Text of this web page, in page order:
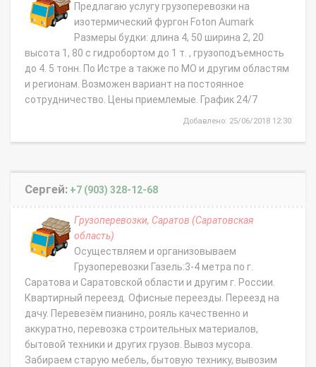
Предлагаю услугу грузоперевозки на
изотермический фургон Foton Aumark
Размеры будки: длина 4, 50 ширина 2, 20
высота 1, 80 с гидробортом до 1 т. , грузоподъемность
до 4. 5 тонн. По Истре а также по МО и другим областям
и регионам. Возможен вариант на постоянное
сотрудничество. Цены приемлемые. График 24/7
Добавлено: 25/06/2018 12:30
Сергей: +7 (903) 328-12-68
Грузоперевозки, Саратов (Саратовская
область)
Осуществляем и организовываем
Грузоперевозки Газель:3-4 метра по г.
Саратова и Саратовской области и другим г. России.
Квартирный переезд. Офисные переезды. Переезд на
дачу. Перевезём пианино, рояль качественно и
аккуратно, перевозка строительных материалов,
бытовой техники и других грузов. Вывоз мусора.
Забираем старую мебель, бытовую технику, вывозим